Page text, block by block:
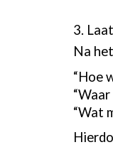
3.
Na
“Hoe
“Wat